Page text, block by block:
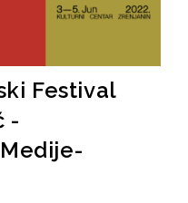
Festival
-